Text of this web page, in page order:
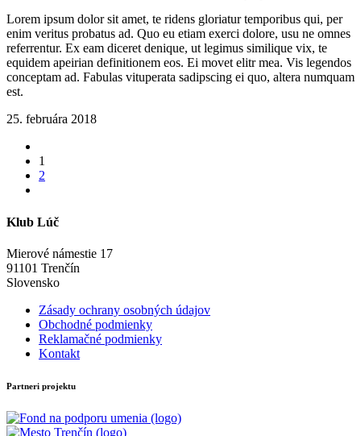
Lorem ipsum dolor sit amet, te ridens gloriatur temporibus qui, per
enim veritus probatus ad. Quo eu etiam exerci dolore, usu ne omnes
referrentur. Ex eam diceret denique, ut legimus similique vix, te
equidem apeirian definitionem eos. Ei movet elitr mea. Vis legendos
conceptam ad. Fabulas vituperata sadipscing ei quo, altera numquam
est.
25. februára 2018
1
2
Klub Lúč
Mierové námestie 17
91101 Trenčín
Slovensko
Zásady ochrany osobných údajov
Obchodné podmienky
Reklamačné podmienky
Kontakt
Partneri projektu